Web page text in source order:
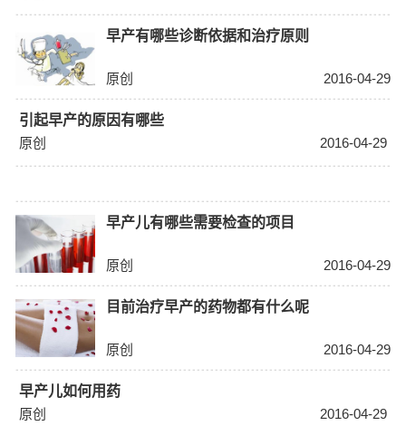
早产有哪些诊断依据和治疗原则
原创 2016-04-29
引起早产的原因有哪些
原创
2016-04-29
早产儿有哪些需要检查的项目
原创 2016-04-29
目前治疗早产的药物都有什么呢
原创 2016-04-29
早产儿如何用药
原创
2016-04-29